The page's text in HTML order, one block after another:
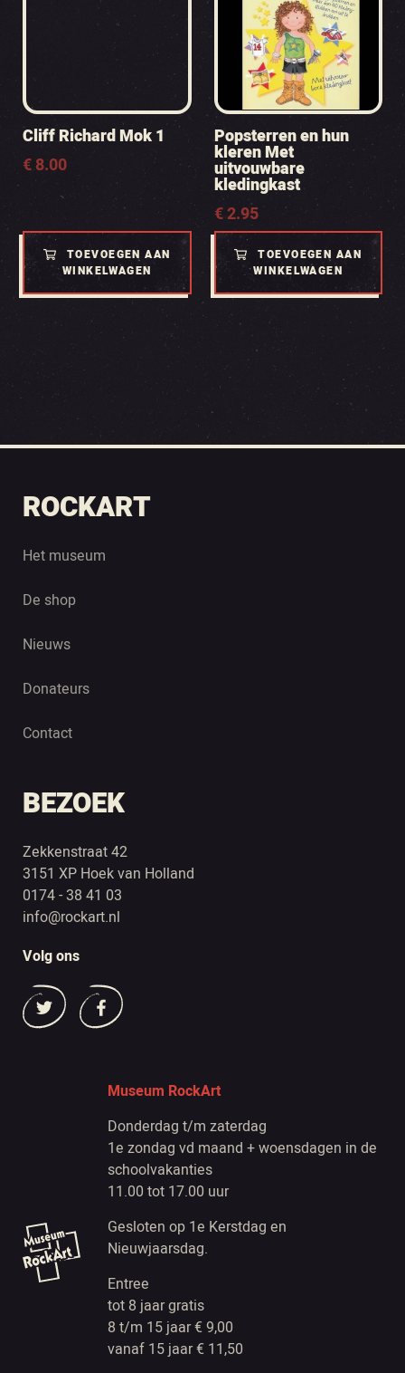
Cliff Richard Mok 1
€8.00
TOEVOEGEN AAN
WINKELWAGEN
Popsterren en hun
kleren Met
uitvouwbare
kledingkast
€2.95
TOEVOEGEN AAN
WINKELWAGEN
ROCKART
Het museum
De shop
Nieuws
Donateurs
Contact
BEZOEK
Zekkenstraat 42
3151 XP Hoek van Holland
0174 - 38 41 03
info@rockart.nl
Volg ons
Museum RockArt
Donderdag t/m zaterdag
1e zondag vd maand + woensdagen in de
schoolvakanties
11.00 tot 17.00 uur
Gesloten op 1e Kerstdag en
Nieuwjaarsdag.
Entree
tot 8 jaar gratis
8 t/m 15 jaar € 9,00
vanaf 15 jaar € 11,50